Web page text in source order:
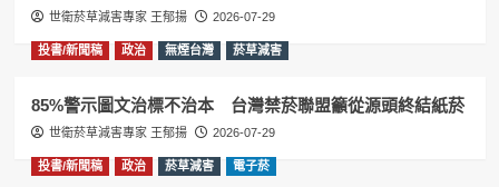
世衛菸草減害專家 王郁揚 2026-07-29
投書/新聞稿 政治 無煙台灣 菸草減害
85%警示圖文治標不治本 台灣禁菸聯盟籲從源頭終結紙菸
世衛菸草減害專家 王郁揚 2026-07-29
投書/新聞稿 政治 菸草減害 電子菸